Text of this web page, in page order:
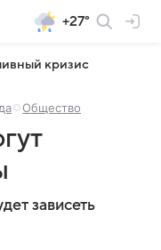
+27°
кризис
Общество
зависеть